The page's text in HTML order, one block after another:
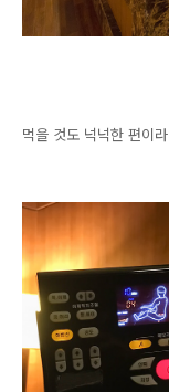
먹을 것도 넉넉한 편이